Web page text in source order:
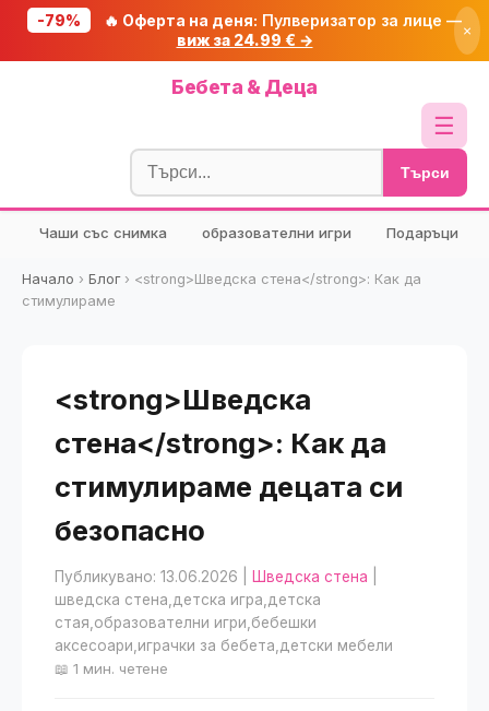
-79% 🔥 Оферта на деня: Пулверизатор за лице —
виж за 24.99 € →
×
Бебета & Деца
☰
Блог
🧮 Калкулатори
🔍 Намери продукт
🎁 Подарък
Търси
Чаши със снимка образователни игри Подаръци
Начало › Блог› <strong>Шведска стена</strong>: Как да
стимулираме
<strong>Шведска
стена</strong>: Как да
стимулираме децата си
безопасно
Публикувано: 13.06.2026 Шведска стена
шведска стена,детска игра,детска
стая,образователни игри,бебешки
аксесоари,играчки за бебета,детски мебели
📖 1 мин. четене